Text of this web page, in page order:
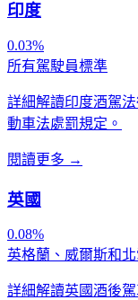
印度
0.03%
所有駕駛員標準
詳細解讀印度酒駕
動車法處罰規定。
閱讀更多 →
英國
0.08%
英格蘭、威爾斯和
詳細解讀英國酒後